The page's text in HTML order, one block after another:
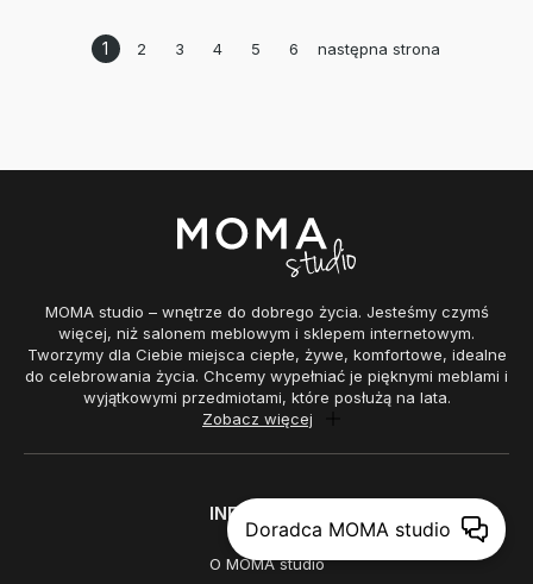
1 2 3 4 5 6 następna strona
MOMA studio – wnętrze do dobrego życia. Jesteśmy czymś
więcej, niż salonem meblowym i sklepem internetowym.
Tworzymy dla Ciebie miejsca ciepłe, żywe, komfortowe, idealne
do celebrowania życia. Chcemy wypełniać je pięknymi meblami i
wyjątkowymi przedmiotami, które posłużą na lata.
Zobacz więcej
INFORMACJE
O MOMA studio
Doradca MOMA studio